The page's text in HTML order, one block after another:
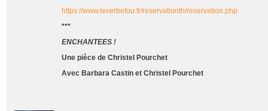
https://www.leverbefou.fr/reservationth/reservation.php
***
ENCHANTEES !
Une pièce de Christel Pourchet
Avec Barbara Castin et Christel Pourchet